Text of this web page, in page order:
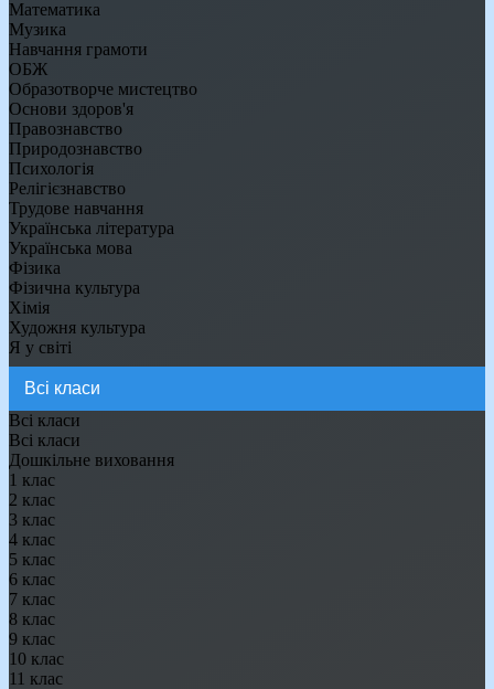
Математика
Музика
Навчання грамоти
ОБЖ
Образотворче мистецтво
Основи здоров'я
Правознавство
Природознавство
Психологія
Релігієзнавство
Трудове навчання
Українська література
Українська мова
Фізика
Фізична культура
Хімія
Художня культура
Я у світі
Всі класи
Всі класи
Дошкільне виховання
1 клас
2 клас
3 клас
4 клас
5 клас
6 клас
7 клас
8 клас
9 клас
10 клас
11 клас